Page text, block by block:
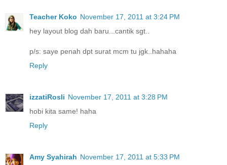
Teacher Koko November 17, 2011 at 3:24 PM
hey layout blog dah baru...cantik sgt..
p/s: saye penah dpt surat mcm tu jgk..hahaha
Reply
izzatiRosli November 17, 2011 at 3:28 PM
hobi kita same! haha
Reply
Amy Syahirah November 17, 2011 at 5:33 PM